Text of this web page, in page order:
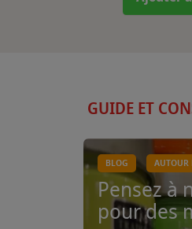
GUIDE ET
BLOG AUTOUR
Pensez à
pour des